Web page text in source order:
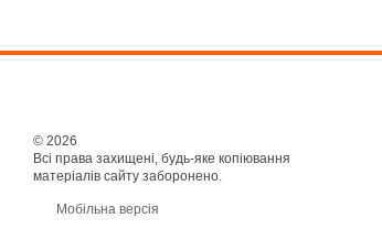
© 2026
Всі права захищені, будь-яке копіювання
матеріалів сайту заборонено.
Мобільна версія